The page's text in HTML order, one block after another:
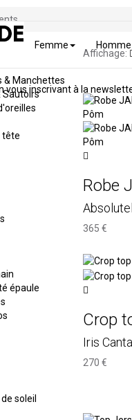
Femme Homme
vous inscrivant à la
& Manchettes
Sautoirs
tête
épaule
soleil
Affichage:
Robe
365 €
Crop
Iris
270 €